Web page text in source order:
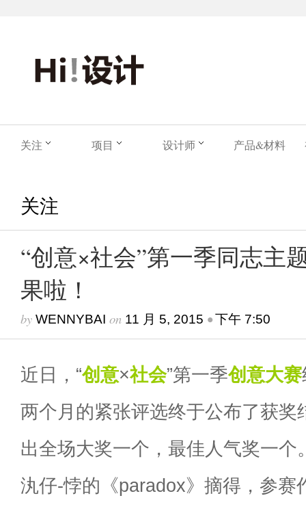
关注 项目 设计师 产品&材料
关注
“创意×社会”第一季同志主
果啦！
by WENNYBAI on 11 月 5, 2015 •下午 7:50
近日，“创意×社会”第一季创意大赛
两个月的紧张评选终于公布了获奖
出全场大奖一个，最佳人气奖一个
汍仔-悖的《paradox》摘得，参赛